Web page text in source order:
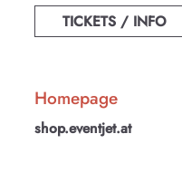
TICKETS / INFO
Homepage
shop.eventjet.at